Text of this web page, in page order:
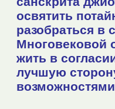
освятить
разобраться в
Многовековой
жить в
лучшую